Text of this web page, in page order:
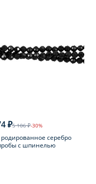
₽5 106 ₽-30%
с шпинелью